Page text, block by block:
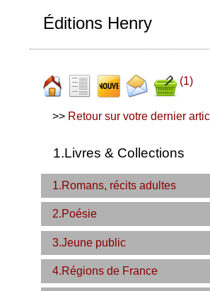
Éditions Henry
(1)
>> Retour sur votre dernier
1.Livres & Collections
1.Romans, récits adultes
2.Poésie
3.Jeune public
4.Régions de France